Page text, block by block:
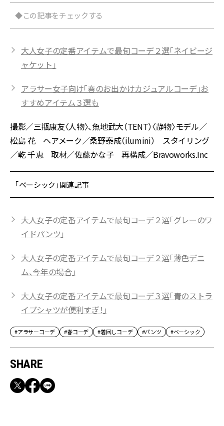
◆この記事をチェックする
大人女子の定番アイテムで最旬コーデ２選「ネイビージ
ャケット」
アラサー女子向け「春のお出かけカジュアルコーデ」お
すすめアイテム３選も
撮影／三瓶康友〈人物〉、魚地武大（TENT）〈静物〉モデル／
松島 花 ヘアメーク／桑野泰成（ilumini） スタイリング
／乾 千恵 取材／佐藤かな子 再構成／Bravoworks.Inc
「ベーシック」関連記事
大人女子の定番アイテムで最旬コーデ２選「グレーのワ
イドパンツ」
大人女子の定番アイテムで最旬コーデ２選「薄色デニ
ム、今年の場合」
大人女子の定番アイテムで最旬コーデ３選「青のストラ
イプシャツが便利すぎ！」
#アラサーコーデ #春コーデ #着回しコーデ #パンツ #ベーシック
SHARE